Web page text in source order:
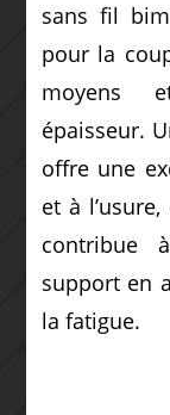
sans fil
pour la
moyens
épaisseur.
offre une
et à
contribue
support en
la fatigue.